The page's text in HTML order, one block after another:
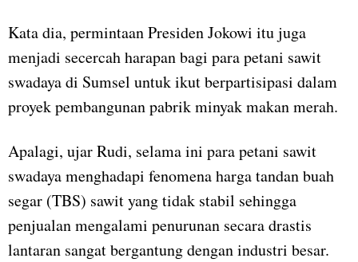
Kata dia, permintaan Presiden Jokowi itu juga
menjadi secercah harapan bagi para petani sawit
swadaya di Sumsel untuk ikut berpartisipasi dalam
proyek pembangunan pabrik minyak makan merah.
Apalagi, ujar Rudi, selama ini para petani sawit
swadaya menghadapi fenomena harga tandan buah
segar (TBS) sawit yang tidak stabil sehingga
penjualan mengalami penurunan secara drastis
lantaran sangat bergantung dengan industri besar.